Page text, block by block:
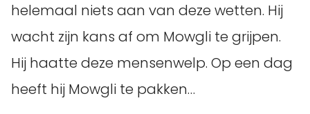
helemaal niets aan van deze wetten. Hij
wacht zijn kans af om Mowgli te grijpen.
Hij haatte deze mensenwelp. Op een dag
heeft hij Mowgli te pakken…